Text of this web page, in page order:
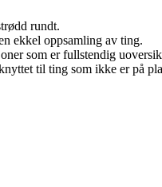
rundt.
ekkel oppsamling av ting.
som er fullstendig
til ting som ikke er på